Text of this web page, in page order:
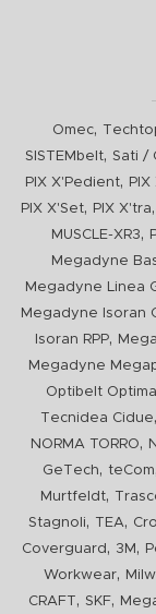
Omec,
SISTEMbelt, Sati /
PIX X'Pedient,
PIX X'Set, PIX X'tra,
MUSCLE-XR3,
Megadyne
Megadyne Linea
Megadyne Isoran
Isoran RPP,
Megadyne
Optibelt
Tecnidea Cidue,
NORMA TORRO,
GeTech, teCom
Murtfeldt,
Stagnoli, TEA,
Coverguard , 3M ,
Workwear,
CRAFT, SKF,